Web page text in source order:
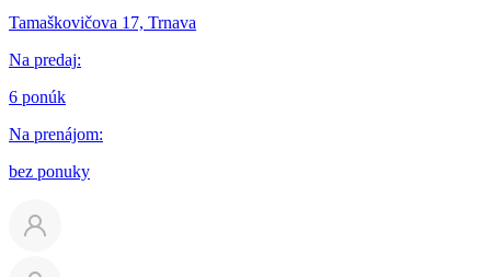
Tamaškovičova 17, Trnava
Na predaj:
6 ponúk
Na prenájom:
bez ponuky